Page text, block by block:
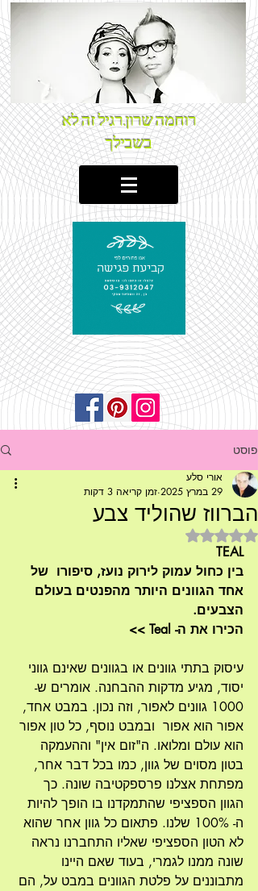
רוחמה שרון.רגיל זה לא
בשבילך
פוסט
הברווז שהוליד צבע
אורי סלע
29 במרץ 2025
זמן קריאה 3 דקות
דירוג של NaN מתוך 5 כוכבים
TEAL
בין כחול עמוק לירוק נועז, סיפורו  של
אחד הגוונים היותר מהפנטים בעולם
הצבעים.
הכירו את ה- Teal >>
עיסוק בתתי גוונים או בגוונים שאינם גווני
יסוד, מגיע מדקות ההבחנה. אומרים ש-
1000 גוונים לאפור, וזה נכון. במבט אחד,
אפור הוא אפור  ובמבט נוסף, כל טון אפור
הוא עולם ומלואו. ה"זום אין" וההעמקה
בטון מסוים של גוון, כמו בכל דבר אחר,
מפתחת אצלנו פרספקטיבה שונה. כך
הגוון הספציפי שהתמקדנו בו הופך להיות
ה- 100% שלנו. פתאום כל גוון אחר שהוא
לא הטון הספציפי שאליו התחברנו נראה
שונה ממנו לגמרי, בעוד שאם היינו
מתבוננים על פלטת הגוונים במבט על, הם